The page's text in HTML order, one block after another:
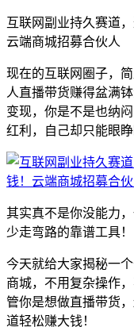
互联网副业持久赛道
云端商城招募合伙人
现在的互联网圈子，
人直播带货赚得盆满
变现，你是不是也纳
红利，自己却只能眼
其实真不是你没能力
少走弯路的靠谱工具！
今天就给大家揭秘一
商城，不用复杂操作
管你是想做直播带货
道轻松赚大钱！